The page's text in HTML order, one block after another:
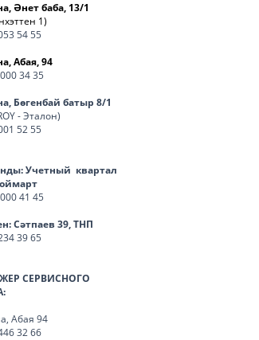
Әнет баба, 13/1
1)
54 55
Абая, 94
34 35
Бөгенбай батыр 8/1
- Эталон)
52 55
Учетный квартал
41 45
Сәтпаев 39, ТНП
39 65
СЕРВИСНОГО
Абая 94
32 66